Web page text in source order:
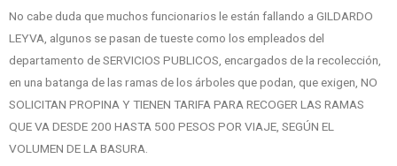
No cabe duda que muchos funcionarios le están fallando a GILDARDO
LEYVA, algunos se pasan de tueste como los empleados del
departamento de SERVICIOS PUBLICOS, encargados de la recolección,
en una batanga de las ramas de los árboles que podan, que exigen, NO
SOLICITAN PROPINA Y TIENEN TARIFA PARA RECOGER LAS RAMAS
QUE VA DESDE 200 HASTA 500 PESOS POR VIAJE, SEGÚN EL
VOLUMEN DE LA BASURA.